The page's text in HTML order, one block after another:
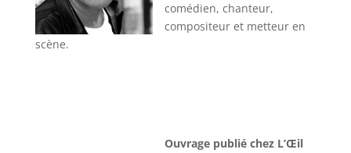
comédien, chanteur,
compositeur et metteur en
scène.
Ouvrage publié chez L’Œil